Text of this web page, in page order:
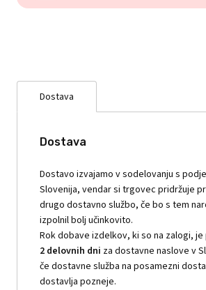
Dostava
Dostava
Dostavo izvajamo v sodelovanju s
Slovenija, vendar si trgovec pridržuje
drugo dostavno službo, če bo s tem
izpolnil bolj učinkovito.
Rok dobave izdelkov, ki so na zalogi,
2 delovnih dni za dostavne naslove v
če dostavne služba na posamezni
dostavlja pozneje.